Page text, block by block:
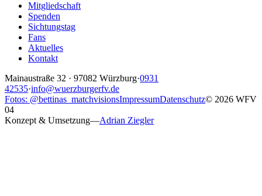
Mitgliedschaft
Spenden
Sichtungstag
Fans
Aktuelles
Kontakt
Mainaustraße 32 · 97082 Würzburg·0931
42535·info@wuerzburgerfv.de
Fotos: @bettinas_matchvisionsImpressumDatenschutz© 2026 WFV
04
Konzept & Umsetzung—Adrian Ziegler